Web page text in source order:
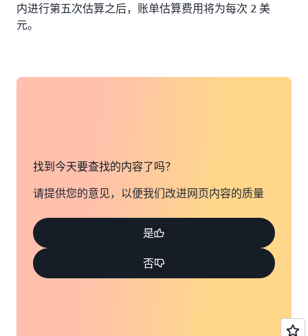
内进行第五次估算之后，账单估算费用将为每次 2 美
元。
找到今天要查找的内容了吗？
请提供您的意见，以便我们改进网页内容的质量
是
否